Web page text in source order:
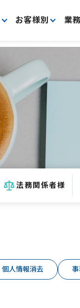
お客様別 業
法務関係者様
個人情報消去